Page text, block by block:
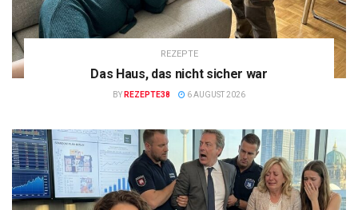
REZEPTE
Das Haus, das nicht sicher war
BY REZEPTE38 6 AUGUST 2026